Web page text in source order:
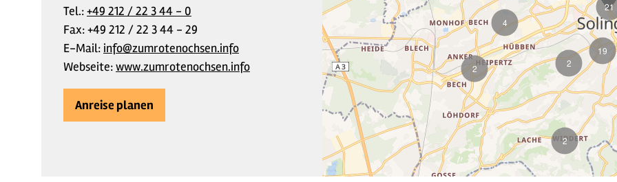
Tel.:+49 212 / 22 3 44 - 0
Fax:+49 212 / 22 3 44 - 29
E-Mail: info@zumrotenochsen.info
Webseite:www.zumrotenochsen.info
Anreise planen
19
2
2
2
21
4